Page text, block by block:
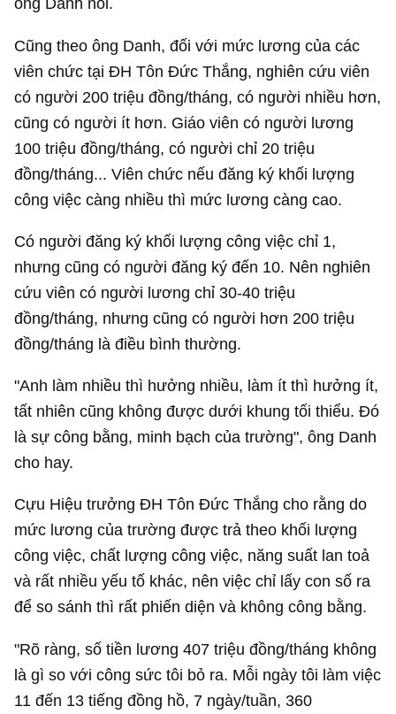
Cũng theo ông Danh, đối với mức lương của các
viên chức tại ĐH Tôn Đức Thắng, nghiên cứu viên
có người 200 triệu đồng/tháng, có người nhiều hơn,
cũng có người ít hơn. Giáo viên có người lương
100 triệu đồng/tháng, có người chỉ 20 triệu
đồng/tháng... Viên chức nếu đăng ký khối lượng
công việc càng nhiều thì mức lương càng cao.
Có người đăng ký khối lượng công việc chỉ 1,
nhưng cũng có người đăng ký đến 10. Nên nghiên
cứu viên có người lương chỉ 30-40 triệu
đồng/tháng, nhưng cũng có người hơn 200 triệu
đồng/tháng là điều bình thường.
"Anh làm nhiều thì hưởng nhiều, làm ít thì hưởng ít,
tất nhiên cũng không được dưới khung tối thiểu. Đó
là sự công bằng, minh bạch của trường", ông Danh
cho hay.
Cựu Hiệu trưởng ĐH Tôn Đức Thắng cho rằng do
mức lương của trường được trả theo khối lượng
công việc, chất lượng công việc, năng suất lan toả
và rất nhiều yếu tố khác, nên việc chỉ lấy con số ra
để so sánh thì rất phiến diện và không công bằng.
"Rõ ràng, số tiền lương 407 triệu đồng/tháng không
là gì so với công sức tôi bỏ ra. Mỗi ngày tôi làm việc
11 đến 13 tiếng đồng hồ, 7 ngày/tuần, 360